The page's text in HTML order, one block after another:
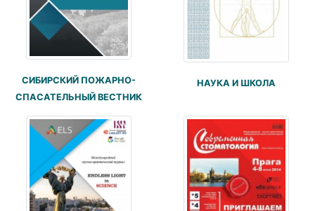
СИБИРСКИЙ ПОЖАРНО-
СПАСАТЕЛЬНЫЙ ВЕСТНИК
НАУКА И ШКОЛА